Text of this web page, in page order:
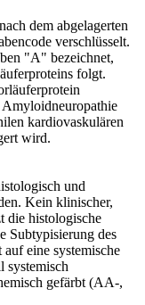
dem abgelagerten
verschlüsselt.
"A" bezeichnet,
folgt.
kardiovaskulären
wird.
und
Kein klinischer,
die histologische
Subtypisierung des
eine systemische
systemisch
gefärbt (AA-,